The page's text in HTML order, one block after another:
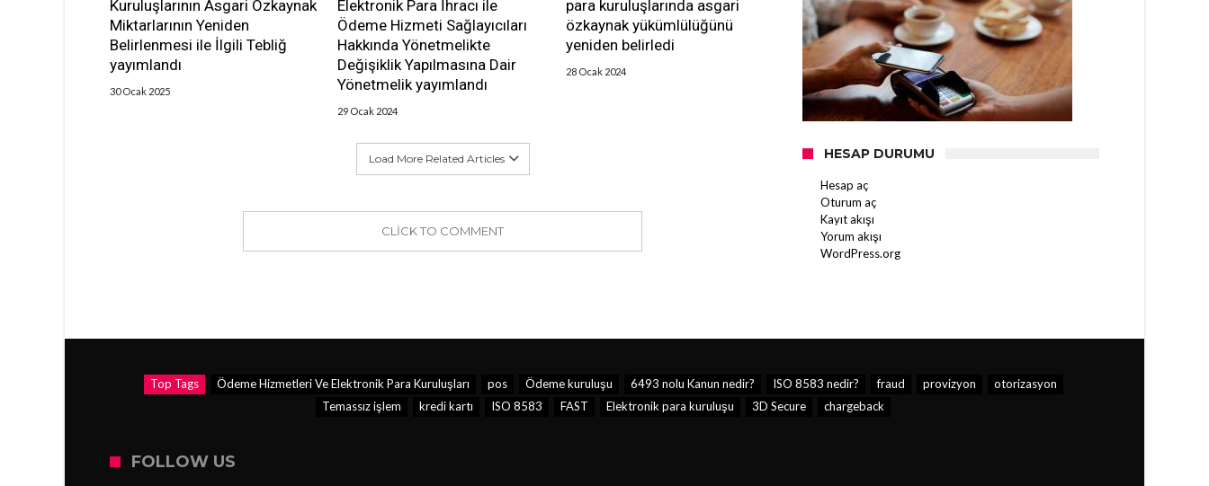
Kuruluşlarının Asgari Özkaynak
Miktarlarının Yeniden
Belirlenmesi ile İlgili Tebliğ
yayımlandı
30 Ocak 2025
Elektronik Para İhracı ile
Ödeme Hizmeti Sağlayıcıları
Hakkında Yönetmelikte
Değişiklik Yapılmasına Dair
Yönetmelik yayımlandı
29 Ocak 2024
para kuruluşlarında asgari
özkaynak yükümlülüğünü
yeniden belirledi
28 Ocak 2024
Load More Related Articles
CLICK TO COMMENT
HESAP DURUMU
Hesap aç
Oturum aç
Kayıt akışı
Yorum akışı
WordPress.org
Top Tags Ödeme Hizmetleri Ve Elektronik Para Kuruluşları pos Ödeme kuruluşu 6493 nolu Kanun nedir? ISO 8583 nedir? fraud provizyon
otorizasyon
Temassız işlem
kredi kartı ISO 8583 FAST Elektronik para kuruluşu 3D Secure chargeback
FOLLOW US